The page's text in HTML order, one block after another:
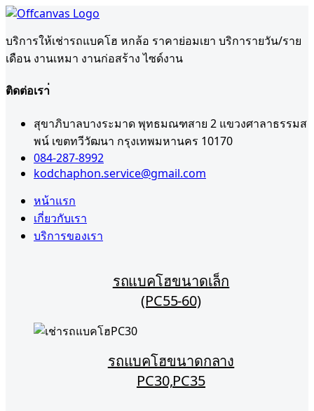
บริการให้เช่ารถแบคโฮ หกล้อ ราคาย่อมเยา บริการายวัน/ราย
เดือน งานเหมา งานก่อสร้าง ไซด์งาน
ติดต่อเรา่
สุขาภิบาลบางระมาด พุทธมณฑสาย 2 แขวงศาลาธรรมส
พน์ เขตทวีวัฒนา กรุงเทพมหานคร 10170
084-287-8992
kodchaphon.service@gmail.com
หน้าแรก
เกี่ยวกับเรา
บริการของเรา
รถแบคโฮขนาดเล็ก
(PC55-60)
รถแบคโฮขนาดกลาง
PC30,PC35